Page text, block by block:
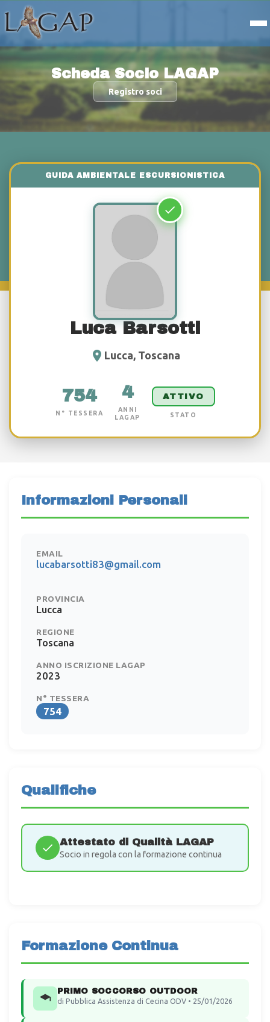
Scheda Socio LAGAP
Registro soci
Luca Barsotti
Lucca, Toscana
754
N° TESSERA
4
ANNI
LAGAP
ATTIVO
STATO
Informazioni Personali
EMAIL
lucabarsotti83@gmail.com
PROVINCIA
Lucca
REGIONE
Toscana
ANNO ISCRIZIONE LAGAP
2023
N° TESSERA
754
Qualifiche
Attestato di Qualità LAGAP
Socio in regola con la formazione continua
Formazione Continua
PRIMO SOCCORSO OUTDOOR
di Pubblica Assistenza di Cecina ODV • 25/01/2026